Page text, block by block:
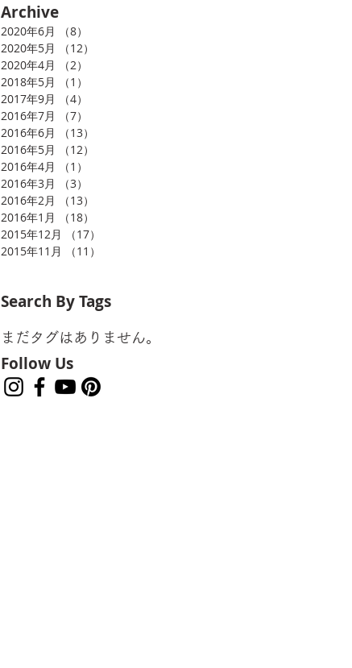
Archive
2020年6月 （8）
2020年5月
（12）
2020年4月
（2）
2018年5月
（1）
2017年9月
（4）
2016年7月
（7）
2016年6月
（13）
2016年5月
（12）
2016年4月
（1）
2016年3月
（3）
2016年2月
（13）
2016年1月
（18）
2015年12月
（17）
2015年11月
（11）
Search By Tags
まだタグはありません。
Follow Us